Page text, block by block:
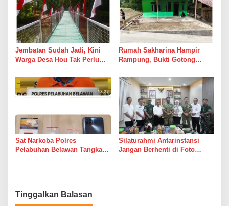
Jembatan Sudah Jadi, Kini
Warga Desa Hou Tak Perlu
Sungai
Rumah Sakharina Hampir
Rampung, Bukti Gotong
dari Janji Banyak Orang
Sat Narkoba Polres
Pelabuhan Belawan Tangkap
Silaturahmi Antarinstansi
Jangan Berhenti di Foto
Tinggalkan Balasan